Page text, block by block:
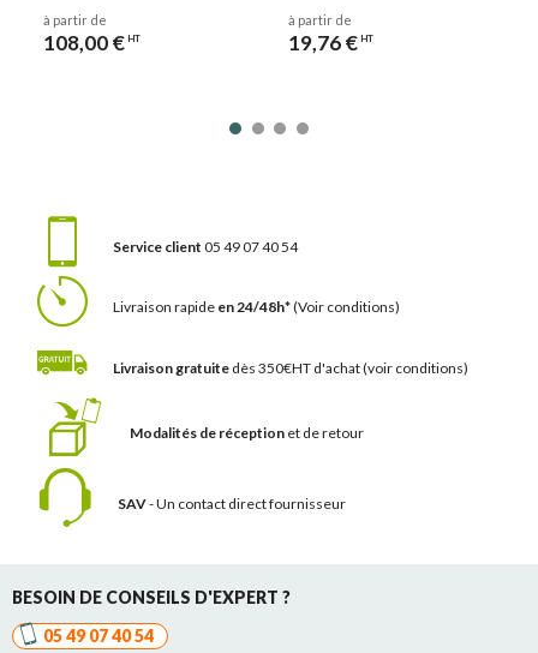
à partir de
108,00 € HT
à partir de
19,76 € HT
Service client 05 49 07 40 54
Livraison rapide en 24/48h*(Voir conditions)
Livraison gratuite dès 350€HT d'achat(voir conditions)
Modalités de réception et de retour
SAV- Un contact direct fournisseur
BESOIN DE CONSEILS D'EXPERT ?
05 49 07 40 54